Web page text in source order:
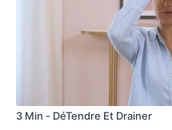
3 Min - DéTendre Et Drainer